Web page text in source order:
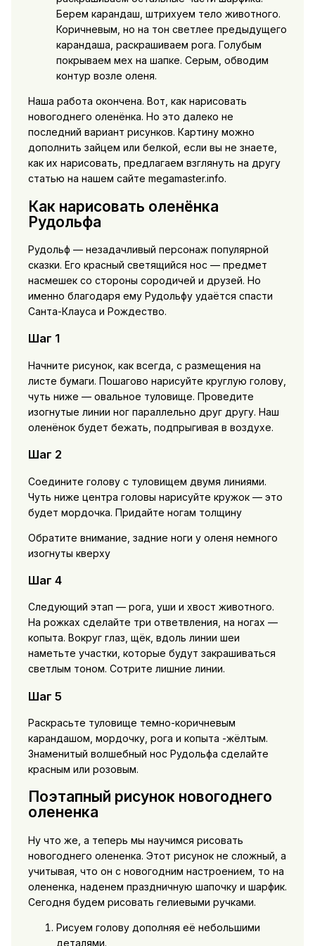
Берем карандаш, штрихуем тело животного.
Коричневым, но на тон светлее предыдущего
карандаша, раскрашиваем рога. Голубым
покрываем мех на шапке. Серым, обводим
контур возле оленя.
Наша работа окончена. Вот, как нарисовать
новогоднего оленёнка. Но это далеко не
последний вариант рисунков. Картину можно
дополнить зайцем или белкой, если вы не знаете,
как их нарисовать, предлагаем взглянуть на другу
статью на нашем сайте megamaster.info.
Как нарисовать оленёнка
Рудольфа
Рудольф — незадачливый персонаж популярной
сказки. Его красный светящийся нос — предмет
насмешек со стороны сородичей и друзей. Но
именно благодаря ему Рудольфу удаётся спасти
Санта-Клауса и Рождество.
Шаг 1
Начните рисунок, как всегда, с размещения на
листе бумаги. Пошагово нарисуйте круглую голову,
чуть ниже — овальное туловище. Проведите
изогнутые линии ног параллельно друг другу. Наш
оленёнок будет бежать, подпрыгивая в воздухе.
Шаг 2
Соедините голову с туловищем двумя линиями.
Чуть ниже центра головы нарисуйте кружок — это
будет мордочка. Придайте ногам толщину
Обратите внимание, задние ноги у оленя немного
изогнуты кверху
Шаг 4
Следующий этап — рога, уши и хвост животного.
На рожках сделайте три ответвления, на ногах —
копыта. Вокруг глаз, щёк, вдоль линии шеи
наметьте участки, которые будут закрашиваться
светлым тоном. Сотрите лишние линии.
Шаг 5
Раскрасьте туловище темно-коричневым
карандашом, мордочку, рога и копыта -жёлтым.
Знаменитый волшебный нос Рудольфа сделайте
красным или розовым.
Поэтапный рисунок новогоднего
олененка
Ну что же, а теперь мы научимся рисовать
новогоднего олененка. Этот рисунок не сложный, а
учитывая, что он с новогодним настроением, то на
олененка, наденем праздничную шапочку и шарфик.
Сегодня будем рисовать гелиевыми ручками.
Рисуем голову дополняя её небольшими
деталями.